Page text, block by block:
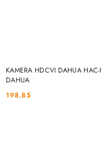
KAMERA HDCVI DAHUA
DAHUA
Cena:
198.85